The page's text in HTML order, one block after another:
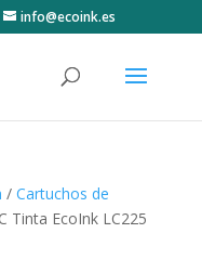
info@ecoink.es
/ Cartuchos de
Tinta EcoInk LC225